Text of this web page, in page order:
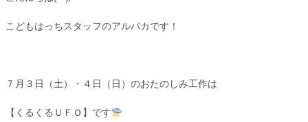
お問合わせ
こどもはっちスタッフのアルパカです！
７月３日（土）・４日（日）のおたのしみ工作は
【くるくるＵＦＯ】です